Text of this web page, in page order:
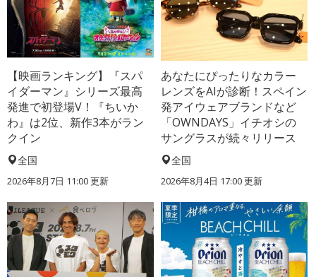
【映画ランキング】『スパ
イダーマン』シリーズ最高
発進で初登場V！『ちいか
わ』は2位、新作3本がラン
クイン
全国
2026年8月7日 11:00更新
あなたにぴったりなカラー
レンズをAIが診断！スペイン
発アイウェアブランドなど
「OWNDAYS」イチオシの
サングラスが続々リリース
全国
2026年8月4日 17:00更新